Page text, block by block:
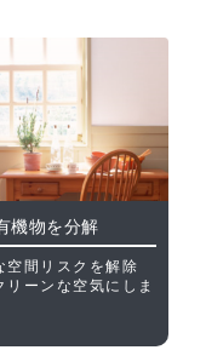
機物を分解
空間リスクを解除
リーンな空気にしま